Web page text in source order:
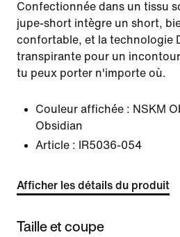
Confectionnée dans un tissu
jupe-short intègre un short,
confortable, et la technologie
transpirante pour un
tu peux porter n'importe où.
Couleur affichée : NSKM
Obsidian
Article :
IR5036-054
Afficher les détails du produit
Taille et coupe